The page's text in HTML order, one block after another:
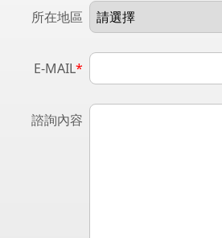
所在地區
E-MAIL*
諮詢內容